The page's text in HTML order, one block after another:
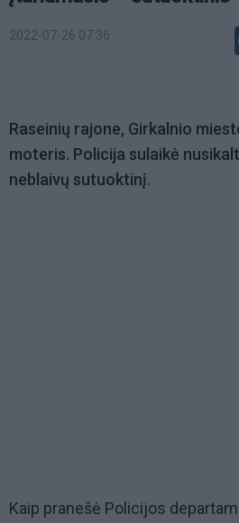
2022-07-26 07:36
Raseinių rajone, Girkalnio
moteris. Policija sulaikė
neblaivų sutuoktinį.
Kaip pranešė Policijos